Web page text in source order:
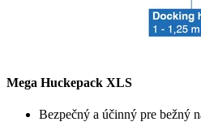
Mega Huckepack XLS
Bezpečný a účinný pre bežný